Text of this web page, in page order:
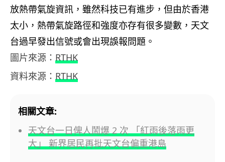
放熱帶氣旋資訊，雖然科技已有進步，但由於香港
太小，熱帶氣旋路徑和強度亦存有很多變數，天文
台過早發出信號或會出現誤報問題。
圖片來源： RTHK
資料來源： RTHK
相關文章:
天文台一日俾人鬧爆 2 次 「紅雨後落雨更
大」 新界居民再批天文台偏重港島